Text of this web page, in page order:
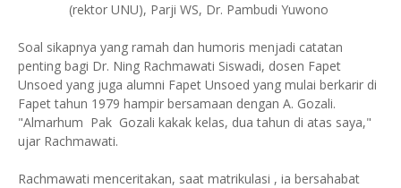
(rektor UNU), Parji WS, Dr. Pambudi Yuwono
Soal sikapnya yang ramah dan humoris menjadi catatan
penting bagi Dr. Ning Rachmawati Siswadi, dosen Fapet
Unsoed yang juga alumni Fapet Unsoed yang mulai berkarir di
Fapet tahun 1979 hampir bersamaan dengan A. Gozali.
"Almarhum Pak Gozali kakak kelas, dua tahun di atas saya,"
ujar Rachmawati.
Rachmawati menceritakan, saat matrikulasi , ia bersahabat